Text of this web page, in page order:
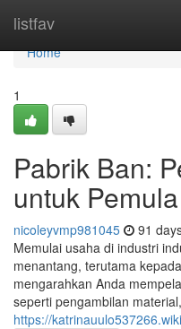
listfav
Home
Home
1
Pabrik Ban:
untuk Pemula
nicoleyvmp981045 91
Memulai usaha di industri
menantang, terutama
mengarahkan Anda
seperti pengambilan
https://